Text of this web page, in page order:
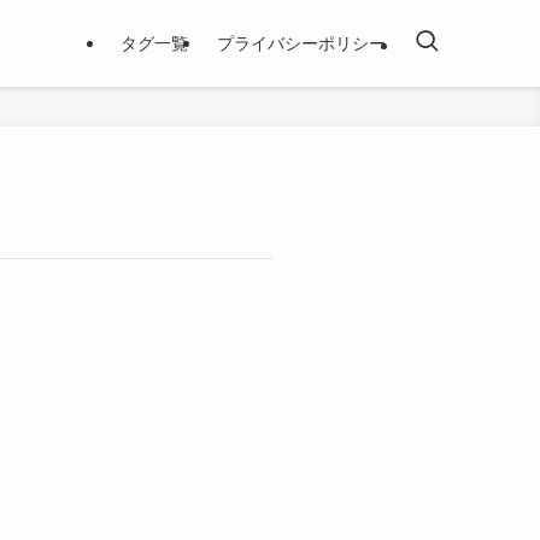
タグ一覧 プライバシーポリシー